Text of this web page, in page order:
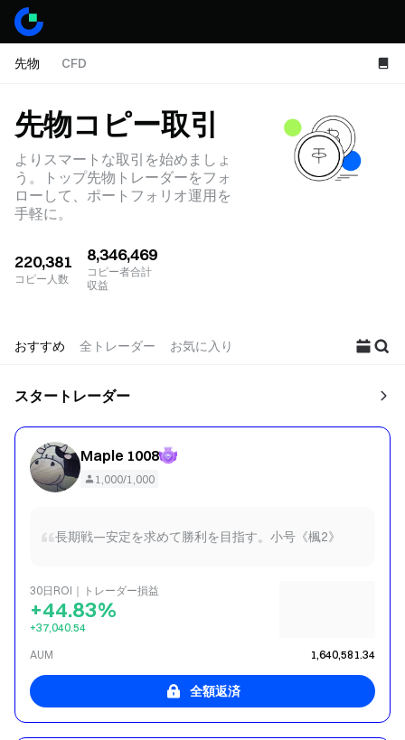
先物 CFD
先物コピー取引
よりスマートな取引を始めましょ
う。トップ先物トレーダーをフォ
ローして、ポートフォリオ運用を
手軽に。
220,381
コピー人数
8,346,469
コピー者合計
収益
おすすめ 全トレーダー お気に入り
スタートレーダー
Maple 1008
1,000/1,000
長期戦—安定を求めて勝利を目指す。小号《楓2》
30日ROI｜トレーダー損益
+44.83%
+37,040.54
AUM
1,640,581.34
全額返済